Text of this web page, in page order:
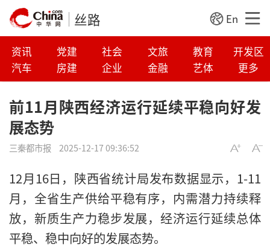
丝路 En
资讯 党建 社会 文旅 教育
开发区
汽车
房建 企业 金融 艺体 更多
前11月陕西经济运行延续平稳向好发
展态势
三秦都市报 2025-12-17 09:36:52
12月16日，陕西省统计局发布数据显示，1-11
月，全省生产供给平稳有序，内需潜力持续释
放，新质生产力稳步发展，经济运行延续总体
平稳、稳中向好的发展态势。